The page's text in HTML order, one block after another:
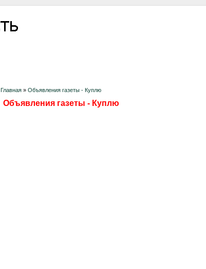
Главная » Объявления газеты - Куплю
Объявления газеты - Куплю